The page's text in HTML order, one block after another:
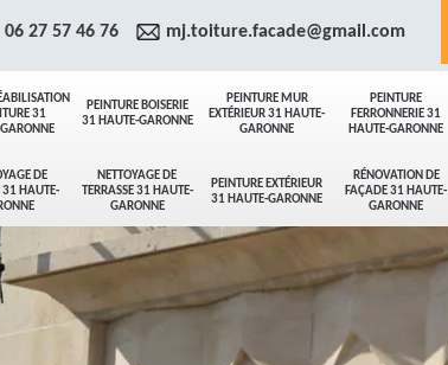
31
PEINTURE BOISERIE
31 HAUTE-GARONNE
PEINTURE MUR
EXTÉRIEUR 31 HAUTE-
GARONNE
PEINTURE
FERRONNERIE 31
HAUTE-GARONNE
DE
31 HAUTE-
NETTOYAGE DE
TERRASSE 31 HAUTE-
GARONNE
PEINTURE EXTÉRIEUR
31 HAUTE-GARONNE
RÉNOVATION DE
FAÇADE 31 HAUTE-
GARONNE
06 27 57 46 76 mj.toiture.facade@gmail.com